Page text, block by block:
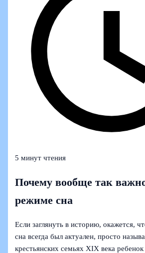
5 минут чтения
Почему вообще так
режиме сна
Если заглянуть в историю, окажется,
сна всегда был актуален, просто
крестьянских семьях XIX века